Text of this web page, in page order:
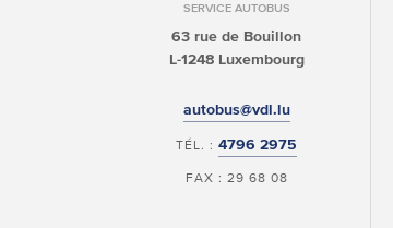
SERVICE AUTOBUS
63 rue de Bouillon
L-1248 Luxembourg
autobus@vdl.lu
TÉL. :4796 2975
FAX : 29 68 08